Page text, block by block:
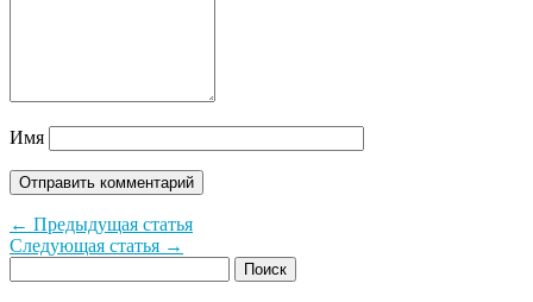
Имя
← Предыдущая статья
Следующая статья →